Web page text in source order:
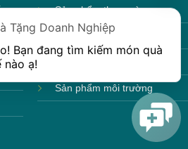
Sản phẩm theo mùa
Sản phẩm sẵn hàng
Sản phẩm môi trường
Tặng Doanh Nghiệp
Bạn đang tìm kiếm món quà
nào ạ!